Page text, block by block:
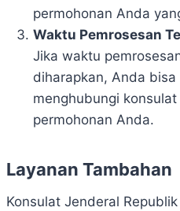
permohonan Anda
Waktu Pemrosesan
Jika waktu
diharapkan, Anda
menghubungi
permohonan Anda.
Layanan Tambahan
Konsulat Jenderal